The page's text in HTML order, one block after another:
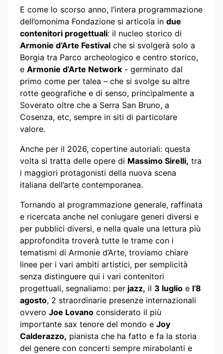
E come lo scorso anno, l’intera programmazione
dell’omonima Fondazione si articola in due
contenitori progettuali: il nucleo storico di
Armonie d’Arte Festival che si svolgerà solo a
Borgia tra Parco archeologico e centro storico,
e Armonie d’Arte Network - germinato dal
primo come per talea – che si svolge su altre
rotte geografiche e di senso, principalmente a
Soverato oltre che a Serra San Bruno, a
Cosenza, etc, sempre in siti di particolare
valore.
Anche per il 2026, copertine autoriali: questa
volta si tratta delle opere di Massimo Sirelli, tra
i maggiori protagonisti della nuova scena
italiana dell’arte contemporanea.
Tornando al programmazione generale, raffinata
e ricercata anche nel coniugare generi diversi e
per pubblici diversi, e nella quale una lettura più
approfondita troverà tutte le trame con i
tematismi di Armonie d’Arte, troviamo chiare
linee per i vari ambiti artistici, per semplicità
senza distinguere qui i vari contenitori
progettuali, segnaliamo: per jazz, il 3 luglio e l’8
agosto, 2 straordinarie presenze internazionali
ovvero Joe Lovano considerato il più
importante sax tenore del mondo e Joy
Calderazzo, pianista che ha fatto e fa la storia
del genere con concerti sempre mirabolanti e